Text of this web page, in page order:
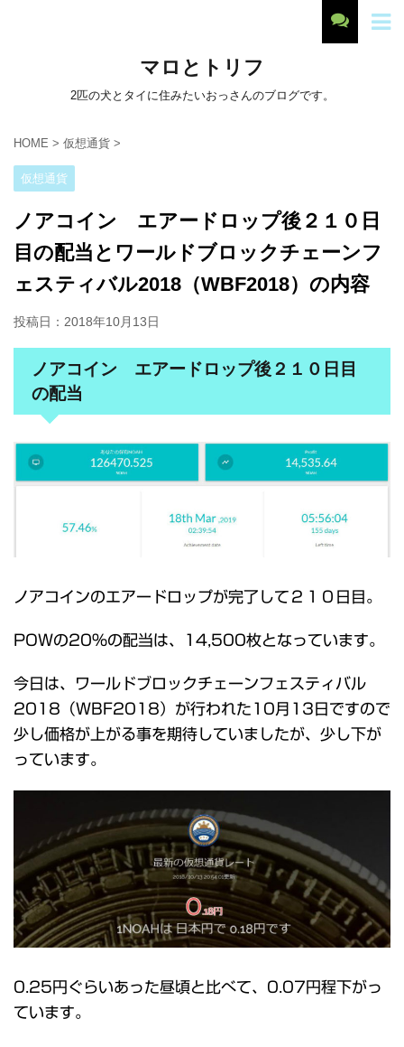
マロとトリフ
2匹の犬とタイに住みたいおっさんのブログです。
HOME > 仮想通貨 >
仮想通貨
ノアコイン エアードロップ後２１０日
目の配当とワールドブロックチェーンフ
ェスティバル2018（WBF2018）の内容
投稿日： 2018年10月13日
ノアコイン エアードロップ後２１０日目
の配当
ノアコインのエアードロップが完了して２１０日目。
POWの20％の配当は、14,500枚となっています。
今日は、ワールドブロックチェーンフェスティバル
2018（WBF2018）が行われた10月13日ですので
少し価格が上がる事を期待していましたが、少し下が
っています。
0.25円ぐらいあった昼頃と比べて、0.07円程下がっ
ています。